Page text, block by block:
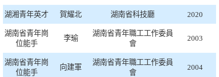
湖湘青年英才 賀耀北 湖南省科技廳 2020
湖南省青年崗
位能手
李瑜
湖南省青年職工工作委員
會
2003
湖南省青年崗
位能手
向建軍
湖南省青年職工工作委員
會
2004